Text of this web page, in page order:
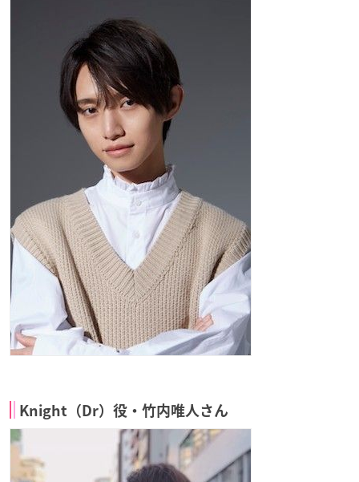
Knight（Dr）役・竹内唯人さん